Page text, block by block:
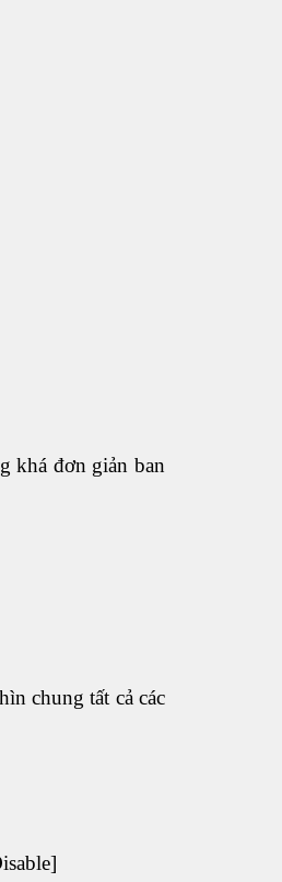
khá đơn giản ban
chung tất cả các